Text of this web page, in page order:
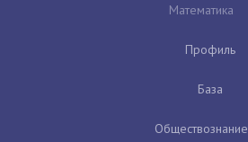
Математика
Профиль
База
Обществознание